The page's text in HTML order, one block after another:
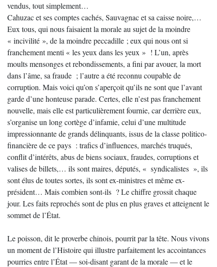
vendus, tout simplement…
Cahuzac et ses comptes cachés, Sauvagnac et sa caisse noire,…
Eux tous, qui nous faisaient la morale au sujet de la moindre
« incivilité », de la moindre peccadille ; eux qui nous ont si
franchement menti « les yeux dans les yeux » ! L’un, après
moults mensonges et rebondissements, a fini par avouer, la mort
dans l’âme, sa fraude ; l’autre a été reconnu coupable de
corruption. Mais voici qu’on s’aperçoit qu’ils ne sont que l’avant
garde d’une honteuse parade. Certes, elle n’est pas franchement
nouvelle, mais elle est particulièrement fournie, car derrière eux,
s’organise un long cortège d’infamie, celui d’une multitude
impressionnante de grands délinquants, issus de la classe politico-
financière de ce pays : trafics d’influences, marchés truqués,
conflit d’intérêts, abus de biens sociaux, fraudes, corruptions et
valises de billets,… ils sont maires, députés, « syndicalistes », ils
sont élus de toutes sortes, ils sont ex-ministres et même ex-
président… Mais combien sont-ils ? Le chiffre grossit chaque
jour. Les faits reprochés sont de plus en plus graves et atteignent le
sommet de l’État.
Le poisson, dit le proverbe chinois, pourrit par la tête. Nous vivons
un moment de l’Histoire qui illustre parfaitement les accointances
pourries entre l’État — soi-disant garant de la morale — et le